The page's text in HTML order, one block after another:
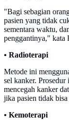
"Bagi sebagian
pasien yang tidak
sementara waktu,
penggantinya," kata
• Radioterapi
Metode ini
sel kanker.
mencegah kanker
jika pasien tidak
• Kemoterapi